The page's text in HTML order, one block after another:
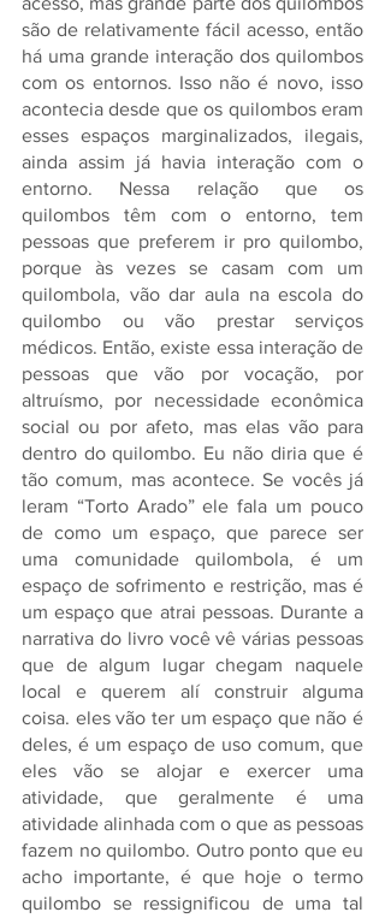
são de relativamente fácil acesso, então
há uma grande interação dos quilombos
com os entornos. Isso não é novo, isso
acontecia desde que os quilombos eram
esses espaços marginalizados, ilegais,
ainda assim já havia interação com o
entorno. Nessa relação que os
quilombos têm com o entorno, tem
pessoas que preferem ir pro quilombo,
porque às vezes se casam com um
quilombola, vão dar aula na escola do
quilombo ou vão prestar serviços
médicos. Então, existe essa interação de
pessoas que vão por vocação, por
altruísmo, por necessidade econômica
social ou por afeto, mas elas vão para
dentro do quilombo. Eu não diria que é
tão comum, mas acontece. Se vocês já
leram “Torto Arado” ele fala um pouco
de como um espaço, que parece ser
uma comunidade quilombola, é um
espaço de sofrimento e restrição, mas é
um espaço que atrai pessoas. Durante a
narrativa do livro você vê várias pessoas
que de algum lugar chegam naquele
local e querem alí construir alguma
coisa. eles vão ter um espaço que não é
deles, é um espaço de uso comum, que
eles vão se alojar e exercer uma
atividade, que geralmente é uma
atividade alinhada com o que as pessoas
fazem no quilombo. Outro ponto que eu
acho importante, é que hoje o termo
quilombo se ressignificou de uma tal